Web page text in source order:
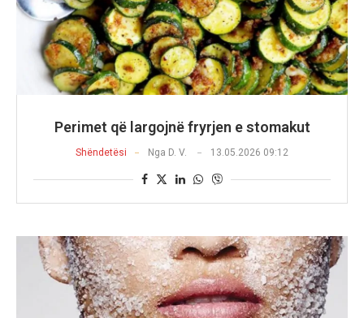
Perimet që largojnë fryrjen e stomakut
Shëndetësi Nga D. V. 13.05.2026 09:12